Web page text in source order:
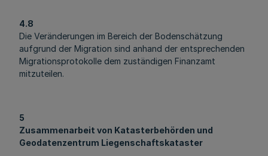
4.8
Die Veränderungen im Bereich der Bodenschätzung
aufgrund der Migration sind anhand der entsprechenden
Migrationsprotokolle dem zuständigen Finanzamt
mitzuteilen.
5
Zusammenarbeit von Katasterbehörden und
Geodatenzentrum Liegenschaftskataster